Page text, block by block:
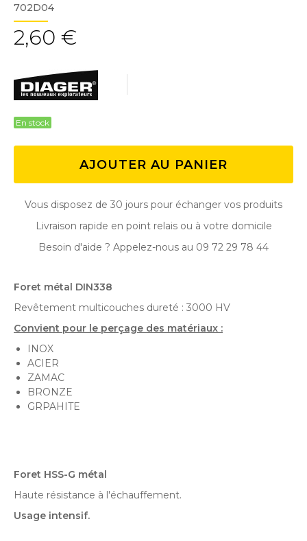
702D04
2,60 €
En stock
AJOUTER AU PANIER
Vous disposez de 30 jours pour échanger vos produits
Livraison rapide en point relais ou à votre domicile
Besoin d'aide ? Appelez-nous au 09 72 29 78 44
Foret métal DIN338
Revêtement multicouches dureté : 3000 HV
Convient pour le perçage des matériaux :
INOX
ACIER
ZAMAC
BRONZE
GRPAHITE
Foret HSS-G métal
Haute résistance à l'échauffement.
Usage intensif.